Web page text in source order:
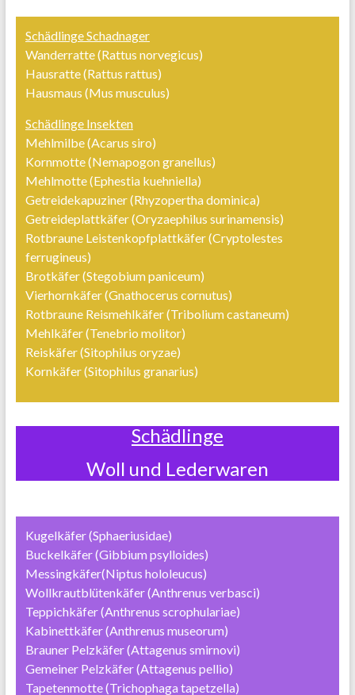
Schädlinge Schadnager
Wanderratte (Rattus norvegicus)
Hausratte (Rattus rattus)
Hausmaus (Mus musculus)
Schädlinge Insekten
Mehlmilbe (Acarus siro)
Kornmotte (Nemapogon granellus)
Mehlmotte (Ephestia kuehniella)
Getreidekapuziner (Rhyzopertha dominica)
Getreideplattkäfer (Oryzaephilus surinamensis)
Rotbraune Leistenkopfplattkäfer (Cryptolestes
ferrugineus)
Brotkäfer (Stegobium paniceum)
Vierhornkäfer (Gnathocerus cornutus)
Rotbraune Reismehlkäfer (Tribolium castaneum)
Mehlkäfer (Tenebrio molitor)
Reiskäfer (Sitophilus oryzae)
Kornkäfer (Sitophilus granarius)
Schädlinge
Woll und Lederwaren
Kugelkäfer (Sphaeriusidae)
Buckelkäfer (Gibbium psylloides)
Messingkäfer(Niptus hololeucus)
Wollkrautblütenkäfer (Anthrenus verbasci)
Teppichkäfer (Anthrenus scrophulariae)
Kabinettkäfer (Anthrenus museorum)
Brauner Pelzkäfer (Attagenus smirnovi)
Gemeiner Pelzkäfer (Attagenus pellio)
Tapetenmotte (Trichophaga tapetzella)